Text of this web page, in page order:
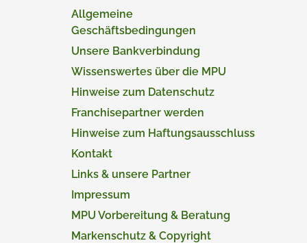
Allgemeine
Geschäftsbedingungen
Unsere Bankverbindung
Wissenswertes über die MPU
Hinweise zum Datenschutz
Franchisepartner werden
Hinweise zum Haftungsausschluss
Kontakt
Links & unsere Partner
Impressum
MPU Vorbereitung & Beratung
Markenschutz & Copyright